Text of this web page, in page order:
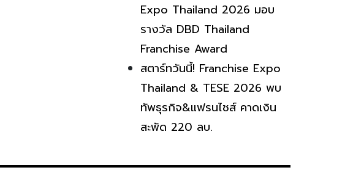
Expo Thailand 2026 มอบ
รางวัล DBD Thailand
Franchise Award
สตาร์ทวันนี้! Franchise Expo
Thailand & TESE 2026 พบ
ทัพธุรกิจ&แฟรนไชส์ คาดเงิน
สะพัด 220 ลบ.